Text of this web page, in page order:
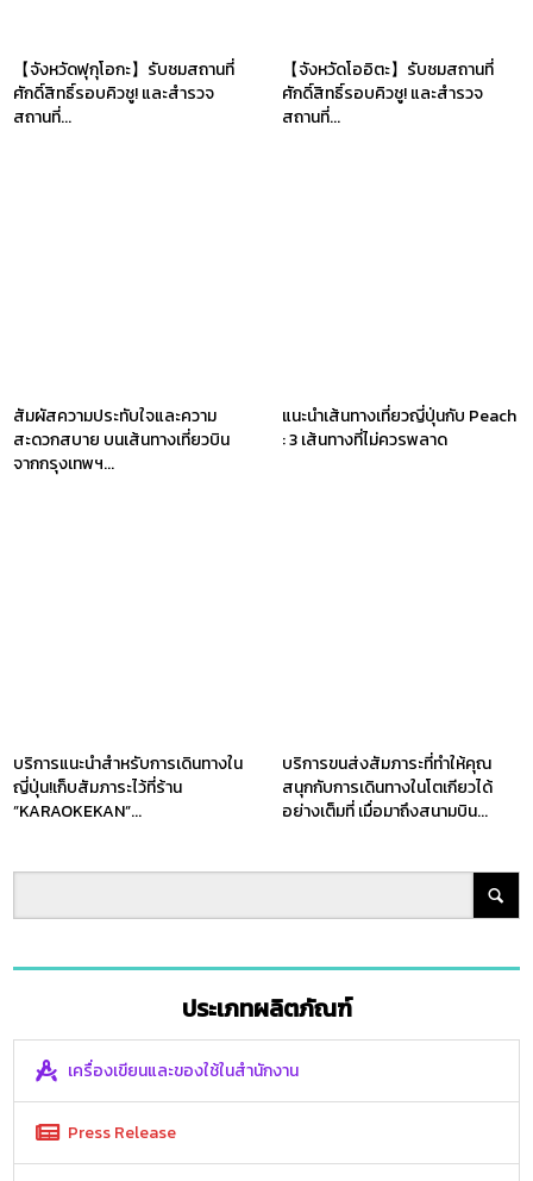
【จังหวัดฟุกุโอกะ】รับชมสถานที่
ศักดิ์สิทธิ์รอบคิวชู! และสำรวจ
สถานที่...
【จังหวัดโออิตะ】รับชมสถานที่
ศักดิ์สิทธิ์รอบคิวชู! และสำรวจ
สถานที่...
สัมผัสความประทับใจและความ
สะดวกสบาย บนเส้นทางเที่ยวบิน
จากกรุงเทพฯ...
แนะนำเส้นทางเที่ยวญี่ปุ่นกับ Peach
: 3 เส้นทางที่ไม่ควรพลาด
บริการแนะนำสำหรับการเดินทางใน
ญี่ปุ่น!เก็บสัมภาระไว้ที่ร้าน
”KARAOKEKAN”...
บริการขนส่งสัมภาระที่ทำให้คุณ
สนุกกับการเดินทางในโตเกียวได้
อย่างเต็มที่ เมื่อมาถึงสนามบิน...
ประเภทผลิตภัณฑ์
เครื่องเขียนและของใช้ในสำนักงาน
Press Release